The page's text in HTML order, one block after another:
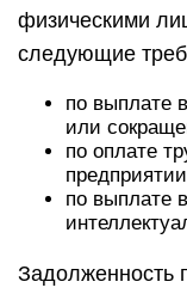
физическими
следующие
по выплате
или
по оплате
по выплате
Задолженность